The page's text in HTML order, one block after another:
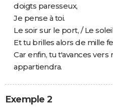
doigts paresseux,
Je pense à toi.
Le soir sur le port, / Le
Et tu brilles alors de mille
Car enfin, tu t'avances vers
appartiendra.
Exemple 2